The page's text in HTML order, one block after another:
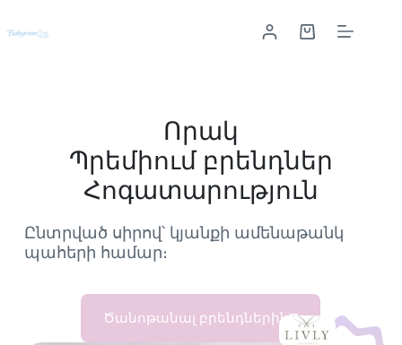
Որակ
Պրեմիում բրենդներ
Հոգատարություն
Ընտրված սիրով՝ կյանքի ամենաթանկ
պահերի համար։
Ծանոթանալ բրենդներին